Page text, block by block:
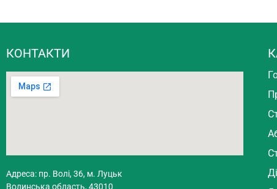
КОНТАКТИ
Адреса: пр. Волі, 36, м. Луцьк
Волинська область, 43010